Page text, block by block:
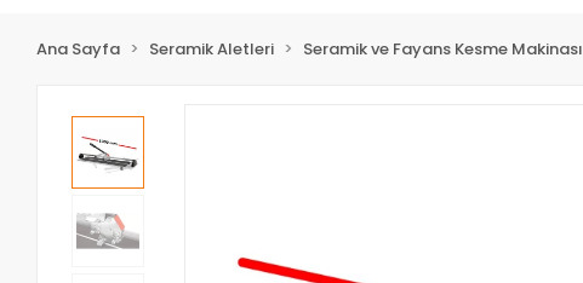
Ana Sayfa Seramik Aletleri Seramik ve Fayans Kesme Makinası